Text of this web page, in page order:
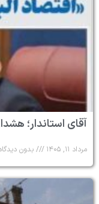
آقای استاندار؛
مرداد ۱۱, ۱۴۰۵ بدون دیدگاه